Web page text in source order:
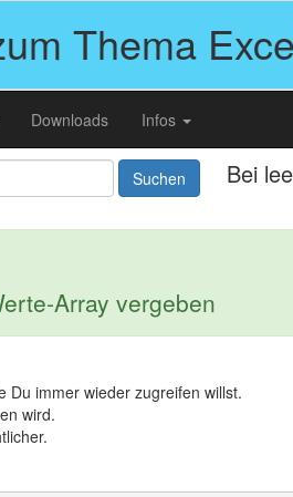
Thema
Downloads Infos
Suchen Bei
Array vergeben
Du immer wieder zugreifen willst.
wird.